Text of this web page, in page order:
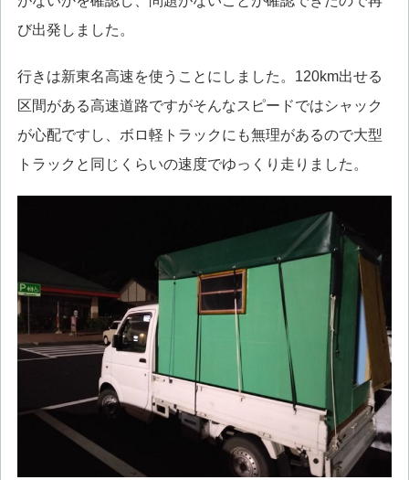
び出発しました。
行きは新東名高速を使うことにしました。120km出せる
区間がある高速道路ですがそんなスピードではシャック
が心配ですし、ボロ軽トラックにも無理があるので大型
トラックと同じくらいの速度でゆっくり走りました。